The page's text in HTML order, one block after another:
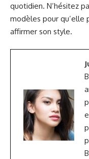
quotidien. N’hésitez
modèles pour qu’elle
affirmer son style.